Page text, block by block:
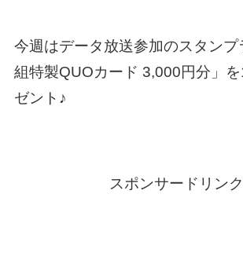
今週はデータ放送参加のスタンプ
組特製QUOカード 3,000円分」
ゼント♪
スポンサードリンク